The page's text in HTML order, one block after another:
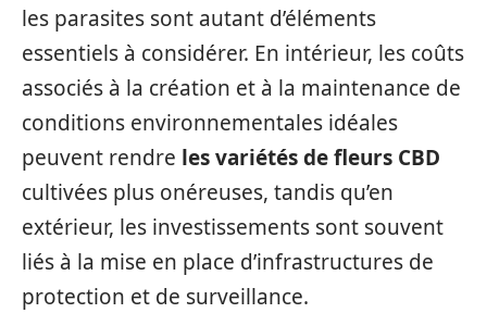
les parasites sont autant d’éléments
essentiels à considérer. En intérieur, les coûts
associés à la création et à la maintenance de
conditions environnementales idéales
peuvent rendre les variétés de fleurs CBD
cultivées plus onéreuses, tandis qu’en
extérieur, les investissements sont souvent
liés à la mise en place d’infrastructures de
protection et de surveillance.